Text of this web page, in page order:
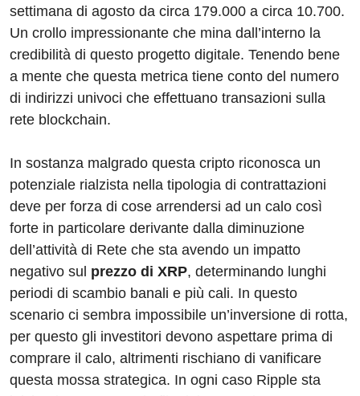
settimana di agosto da circa 179.000 a circa 10.700.
Un crollo impressionante che mina dall’interno la
credibilità di questo progetto digitale. Tenendo bene
a mente che questa metrica tiene conto del numero
di indirizzi univoci che effettuano transazioni sulla
rete blockchain.
In sostanza malgrado questa cripto riconosca un
potenziale rialzista nella tipologia di contrattazioni
deve per forza di cose arrendersi ad un calo così
forte in particolare derivante dalla diminuzione
dell’attività di Rete che sta avendo un impatto
negativo sul prezzo di XRP, determinando lunghi
periodi di scambio banali e più cali. In questo
scenario ci sembra impossibile un’inversione di rotta,
per questo gli investitori devono aspettare prima di
comprare il calo, altrimenti rischiano di vanificare
questa mossa strategica. In ogni caso Ripple sta